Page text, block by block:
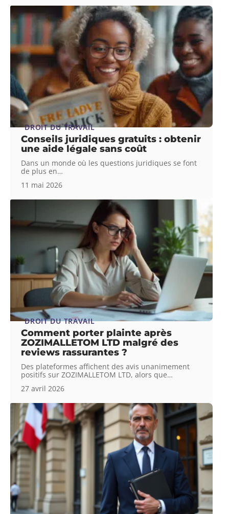
DROIT DU TRAVAIL
Conseils juridiques gratuits : obtenir
une aide légale sans coût
Dans un monde où les questions juridiques se font
de plus en…
11 mai 2026
DROIT DU TRAVAIL
Comment porter plainte après
ZOZIMALLETOM LTD malgré des
reviews rassurantes ?
Des plateformes affichent des avis unanimement
positifs sur ZOZIMALLETOM LTD, alors que…
27 avril 2026